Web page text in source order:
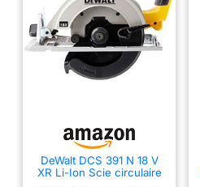
DeWalt DCS 391 N 18 V
XR Li-Ion Scie circulaire